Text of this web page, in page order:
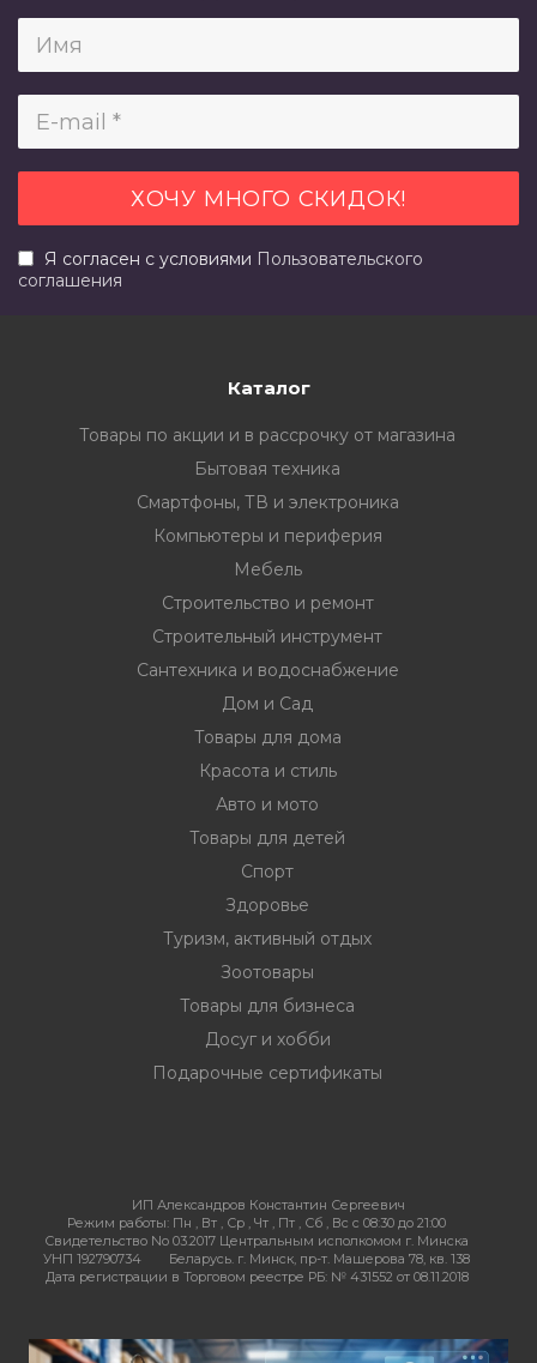
Я согласен с условиями Пользовательского
соглашения
Каталог
Товары по акции и в рассрочку от магазина
Бытовая техника
Смартфоны, ТВ и электроника
Компьютеры и периферия
Мебель
Строительство и ремонт
Строительный инструмент
Сантехника и водоснабжение
Дом и Сад
Товары для дома
Красота и стиль
Авто и мото
Товары для детей
Спорт
Здоровье
Туризм, активный отдых
Зоотовары
Товары для бизнеса
Досуг и хобби
Подарочные сертификаты
ИП Александров Константин Сергеевич
Режим работы: Пн , Вт , Ср , Чт , Пт , Сб , Вс c 08:30 до 21:00
Свидетельство No 03.2017 Центральным исполкомом г. Минска
УНП 192790734
Беларусь. г. Минск, пр-т. Машерова 78, кв. 138
Дата регистрации в Торговом реестре РБ: № 431552 от 08.11.2018